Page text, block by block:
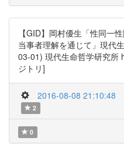
【GID】岡村優生「性同一
当事者理解を通じて」現代
03-01) 現代生命哲学研究所
ジトリ]
2016-08-08 21:10:48
2
0